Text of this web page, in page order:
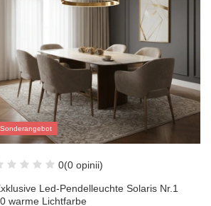
Sonderangebot
0(0 opinii)
Led-Pendelleuchte Solaris Nr.1
warme Lichtfarbe